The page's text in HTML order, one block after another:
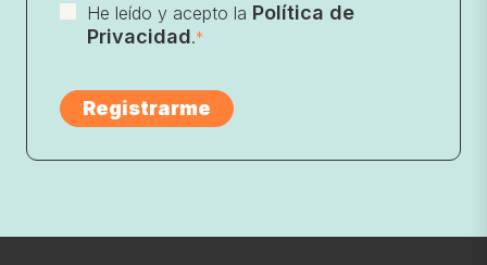
He leído y acepto la Política de
Privacidad.*